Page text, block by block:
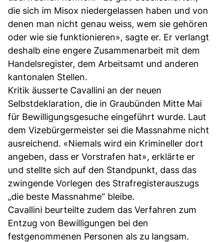
die sich im Misox niedergelassen haben und von
denen man nicht genau weiss, wem sie gehören
oder wie sie funktionieren», sagte er. Er verlangt
deshalb eine engere Zusammenarbeit mit dem
Handelsregister, dem Arbeitsamt und anderen
kantonalen Stellen.
Kritik äusserte Cavallini an der neuen
Selbstdeklaration, die in Graubünden Mitte Mai
für Bewilligungsgesuche eingeführt wurde. Laut
dem Vizebürgermeister sei die Massnahme nicht
ausreichend. «Niemals wird ein Krimineller dort
angeben, dass er Vorstrafen hat», erklärte er
und stellte sich auf den Standpunkt, dass das
zwingende Vorlegen des Strafregisterauszugs
„die beste Massnahme“ bleibe.
Cavallini beurteilte zudem das Verfahren zum
Entzug von Bewilligungen bei den
festgenommenen Personen als zu langsam.